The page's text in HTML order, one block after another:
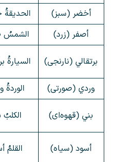
أخضر (سبز)
الحديقةُ
أصفر (زرد)
الشمسُ
برتقالي (نارنجی) السيارةُ
وردي (صورتی)
الوردةُ
بني (قهوه‌ای) الكلبُ
أسود (سیاه) القلمُ